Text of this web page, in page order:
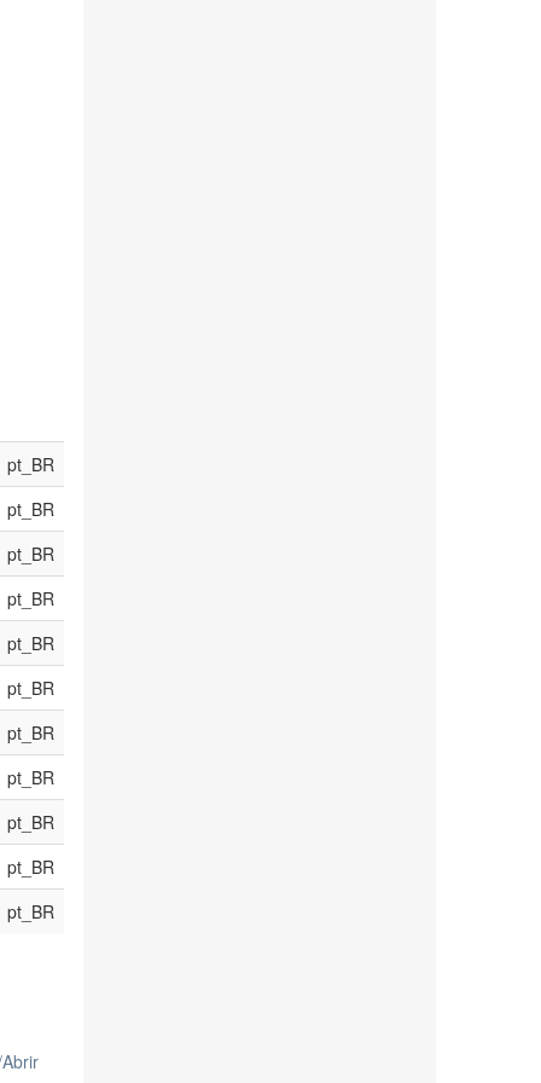
pt_BR
pt_BR
pt_BR
pt_BR
pt_BR
pt_BR
pt_BR
pt_BR
pt_BR
pt_BR
pt_BR
Abrir